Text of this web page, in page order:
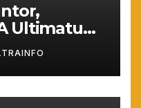
Ultimatum
Siap
Ada